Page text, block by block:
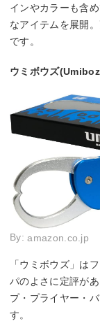
インやカラーも含
なアイテムを展開
です。
ウミボウズ
By:amazon.co.jp
「ウミボウズ」は
パのよさに定評が
プ・プライヤー・
す。